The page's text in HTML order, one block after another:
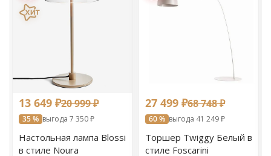
13 649 ₽20 999 ₽
35 % выгода 7 350 ₽
Настольная лампа Blossi
в стиле Noura
27 499 ₽68 748 ₽
60 % выгода 41 249 ₽
Торшер Twiggy Белый в
стиле Foscarini